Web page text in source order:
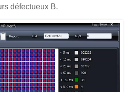
défectueux B.